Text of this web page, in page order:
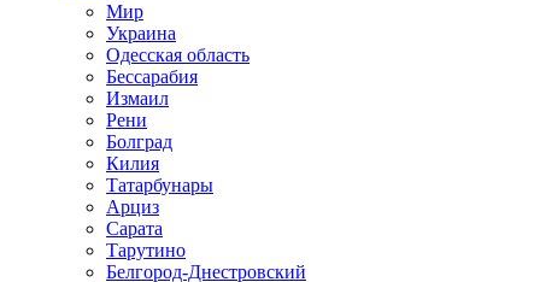
Мир
Украина
Одесская область
Бессарабия
Измаил
Рени
Болград
Килия
Татарбунары
Арциз
Сарата
Тарутино
Белгород-Днестровский